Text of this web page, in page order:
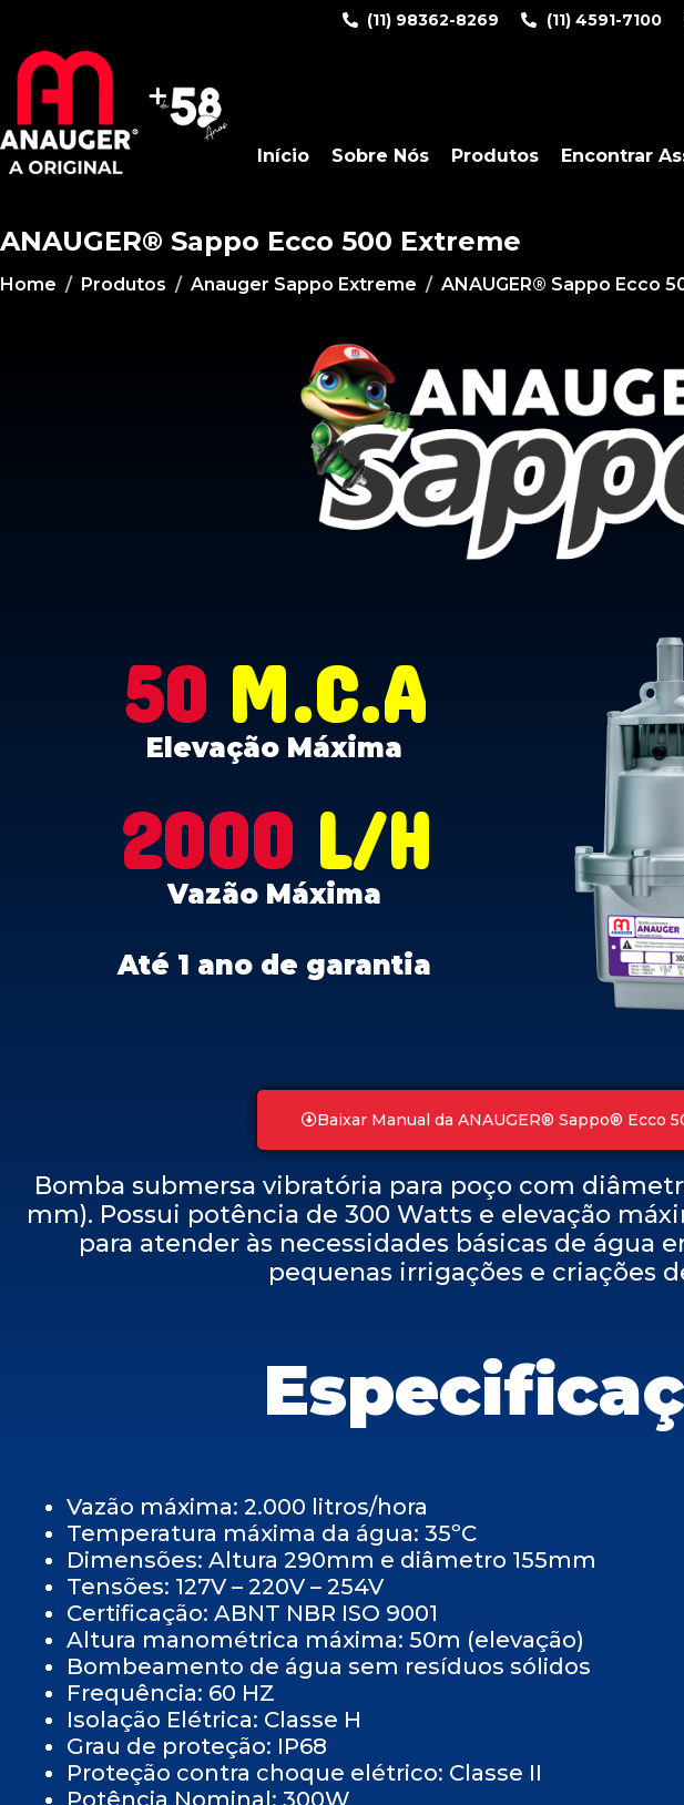
(11) 98362-8269 (11) 4591-7100
Início Sobre Nós Produtos Encontrar
ANAUGER® Sappo Ecco 500 Extreme
Home Produtos Anauger Sappo Extreme ANAUGER® Sappo Ecco
50M.C.A
Elevação Máxima
2000L/H
Vazão Máxima
Até 1 ano de garantia
Baixar Manual da ANAUGER® Sappo® Ecco
Bomba submersa vibratória para poço com
mm). Possui potência de 300 Watts e elevação
para atender às necessidades básicas de água
pequenas irrigações e criações
Vazão máxima: 2.000 litros/hora
Temperatura máxima da água: 35ºC
Dimensões: Altura 290mm e diâmetro 155mm
Tensões: 127V – 220V – 254V
Certificação: ABNT NBR ISO 9001
Altura manométrica máxima: 50m (elevação)
Bombeamento de água sem resíduos sólidos
Frequência: 60 HZ
Isolação Elétrica: Classe H
Grau de proteção: IP68
Proteção contra choque elétrico: Classe II